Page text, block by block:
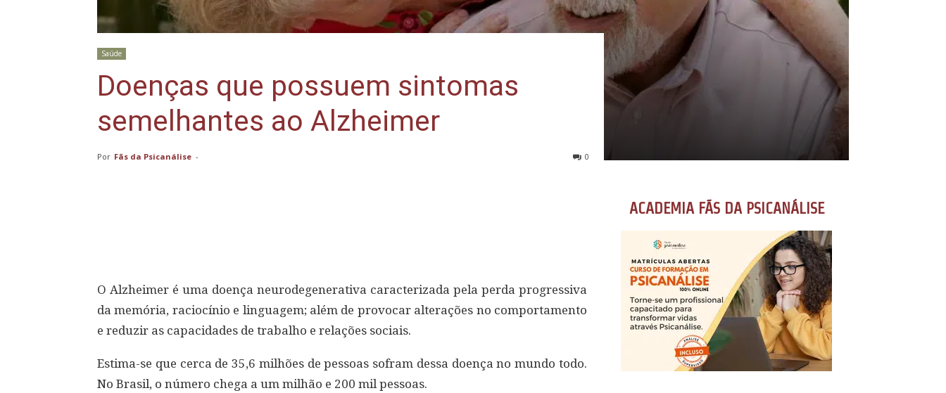
Saúde
Doenças que possuem sintomas
semelhantes ao Alzheimer
Por Fãs da Psicanálise - 0
O Alzheimer é uma doença neurodegenerativa caracterizada pela perda progressiva
da memória, raciocínio e linguagem; além de provocar alterações no comportamento
e reduzir as capacidades de trabalho e relações sociais.
Estima-se que cerca de 35,6 milhões de pessoas sofram dessa doença no mundo todo.
No Brasil, o número chega a um milhão e 200 mil pessoas.
ACADEMIA FÃS DA PSICANÁLISE